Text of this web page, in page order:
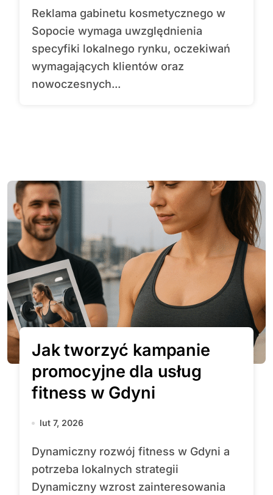
Reklama gabinetu kosmetycznego w
Sopocie wymaga uwzględnienia
specyfiki lokalnego rynku, oczekiwań
wymagających klientów oraz
nowoczesnych...
Jak tworzyć kampanie
promocyjne dla usług
fitness w Gdyni
lut 7, 2026
Dynamiczny rozwój fitness w Gdyni a
potrzeba lokalnych strategii
Dynamiczny wzrost zainteresowania